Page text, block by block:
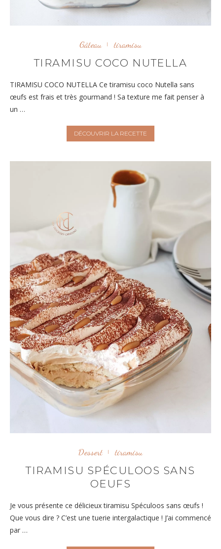
Gâteau tiramisu
TIRAMISU COCO NUTELLA
TIRAMISU COCO NUTELLA Ce tiramisu coco Nutella sans
œufs est frais et très gourmand ! Sa texture me fait penser à
un …
DÉCOUVRIR LA RECETTE
Dessert tiramisu
TIRAMISU SPÉCULOOS SANS
OEUFS
Je vous présente ce délicieux tiramisu Spéculoos sans œufs !
Que vous dire ? C’est une tuerie intergalactique ! J’ai commencé
par …